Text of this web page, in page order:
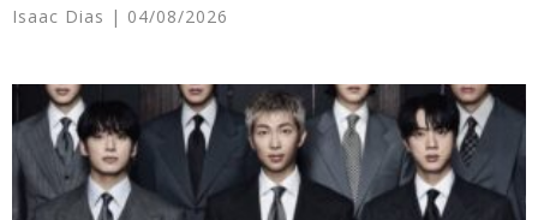
Isaac Dias 04/08/2026